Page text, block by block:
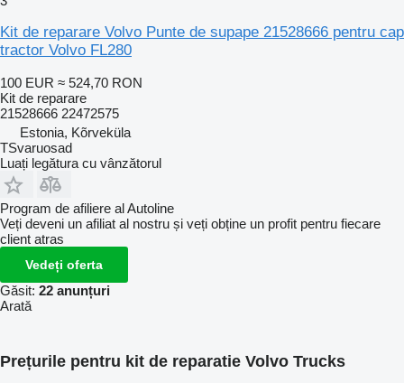
Kit de reparare Volvo Punte de supape 21528666 pentru cap
tractor Volvo FL280
100 EUR ≈ 524,70 RON
Kit de reparare
21528666 22472575
Estonia, Kõrveküla
TSvaruosad
Luați legătura cu vânzătorul
Program de afiliere al Autoline
Veți deveni un afiliat al nostru și veți obține un profit pentru fiecare
client atras
Vedeți oferta
Găsit: 22 anunțuri
Arată
Prețurile pentru kit de reparatie Volvo Trucks